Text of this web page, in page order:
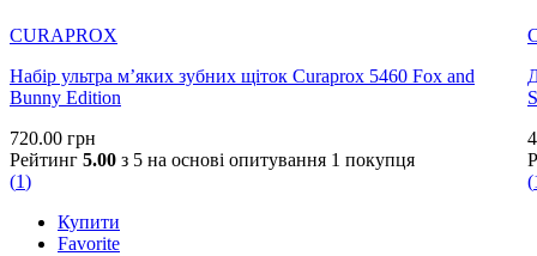
CURAPROX
Набір ультра м’яких зубних щіток Curaprox 5460 Fox and
Bunny Edition
720.00 грн
Рейтинг 5.00 з 5 на основі опитування 1 покупця
(1)
Купити
Favorite
(